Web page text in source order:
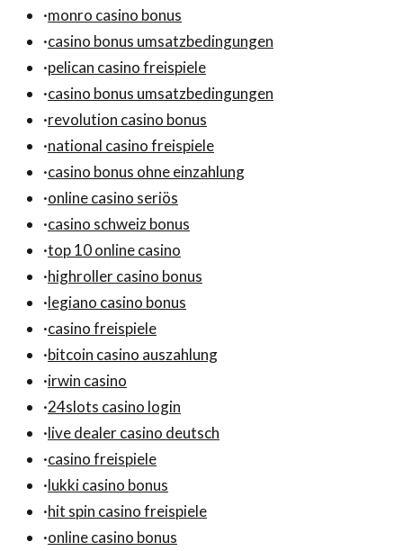
·monro casino bonus
·casino bonus umsatzbedingungen
·pelican casino freispiele
·casino bonus umsatzbedingungen
·revolution casino bonus
·national casino freispiele
·casino bonus ohne einzahlung
·online casino seriös
·casino schweiz bonus
·top 10 online casino
·highroller casino bonus
·legiano casino bonus
·casino freispiele
·bitcoin casino auszahlung
·irwin casino
·24slots casino login
·live dealer casino deutsch
·casino freispiele
·lukki casino bonus
·hit spin casino freispiele
·online casino bonus